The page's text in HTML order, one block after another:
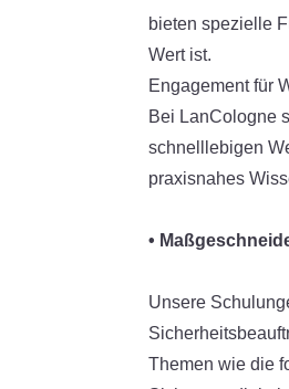
bieten spezielle
Wert ist.
Engagement für
Bei LanCologne
schnelllebigen
praxisnahes
•
Unsere
Themen wie die